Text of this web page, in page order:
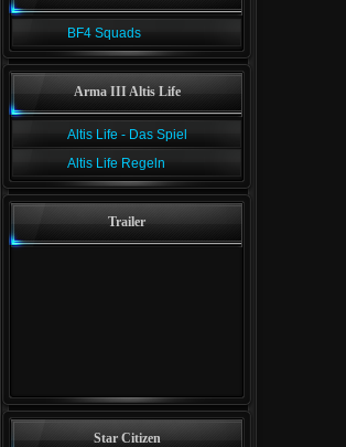
BF4 Squads
Arma III Altis Life
Altis Life - Das Spiel
Altis Life Regeln
Trailer
Star Citizen